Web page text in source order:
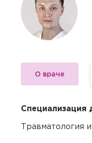
О враче
Специализация
Травматология